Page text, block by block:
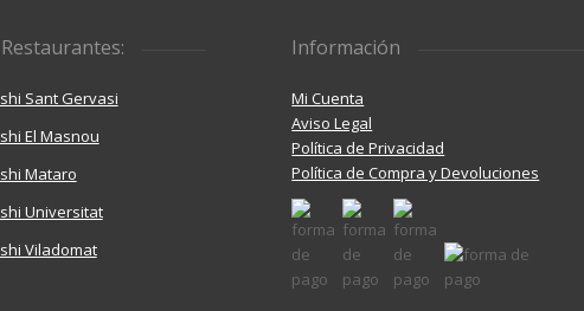
Sant Gervasi
El Masnou
Mataro
Universitat
Viladomat
Información
Mi Cuenta
Aviso Legal
Política de Privacidad
Política de Compra y Devoluciones